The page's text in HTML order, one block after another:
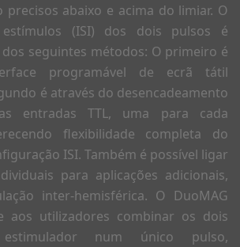
precisos abaixo e acima do limiar. O
(ISI) dos dois pulsos é
seguintes métodos: O primeiro é
programável de ecrã tátil
é através do desencadeamento
entradas TTL, uma para cada
flexibilidade completa do
ISI. Também é possível ligar
para aplicações adicionais,
inter-hemisférica. O DuoMAG
aos utilizadores combinar os dois
num único pulso,